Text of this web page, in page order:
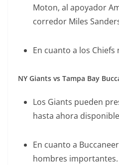
Moton, al apoyador
corredor Miles
En cuanto a los Chiefs
NY Giants vs Tampa Bay
Los Giants pueden
hasta ahora
En cuanto a
hombres importantes.